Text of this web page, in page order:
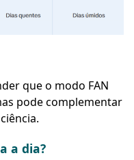
que o modo FAN
pode complementar
a dia?